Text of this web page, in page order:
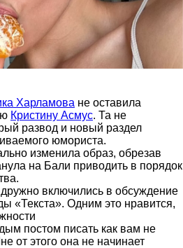
Харламова не оставила
Кристину Асмус. Та не
развод и новый раздел
юмориста.
изменила образ, обрезав
на Бали приводить в порядок
дружно включились в обсуждение
«Текста». Одним это нравится,
постом писать как вам не
от этого она не начинает